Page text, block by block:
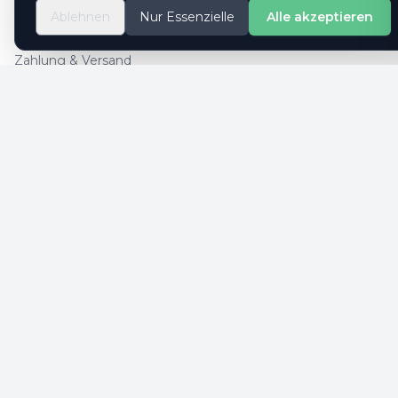
So geht es
Kontaktformular
Zahlung & Versand
Ablehnen Nur Essenzielle Alle akzeptieren